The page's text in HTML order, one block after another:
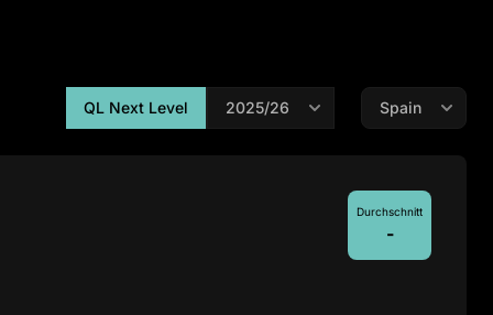
QL Next Level
Durchschnitt
-